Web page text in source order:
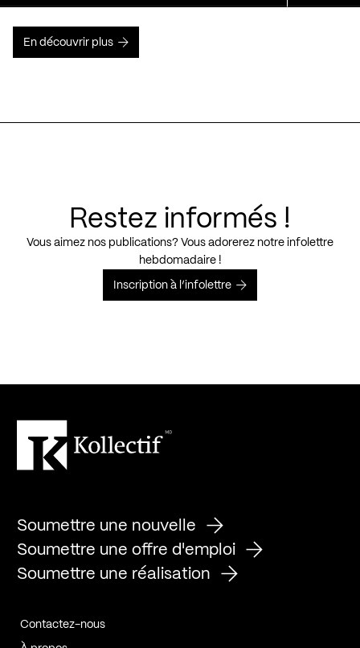
En découvrir plus
Restez informés !
Vous aimez nos publications? Vous adorerez notre infolettre
hebdomadaire !
Inscription à l’infolettre
Soumettre une nouvelle
Soumettre une offre d'emploi
Soumettre une réalisation
Contactez-nous